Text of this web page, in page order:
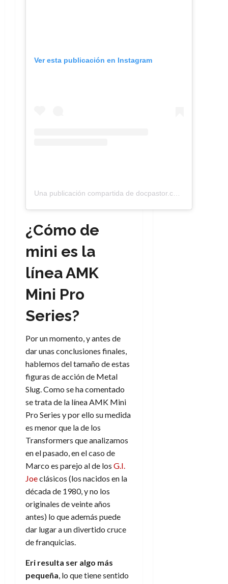
Ver esta publicación en Instagram
Una publicación compartida de docpastor.com – Cultura pop más allá de la noticia (@docpastor)
¿Cómo de
mini es la
línea AMK
Mini Pro
Series?
Por un momento, y antes de
dar unas conclusiones finales,
hablemos del tamaño de estas
figuras de acción de Metal
Slug. Como se ha comentado
se trata de la línea AMK Mini
Pro Series y por ello su medida
es menor que la de los
Transformers que analizamos
en el pasado, en el caso de
Marco es parejo al de los G.I.
Joeclásicos (los nacidos en la
década de 1980, y no los
originales de veinte años
antes) lo que además puede
dar lugar a un divertido cruce
de franquicias.
Eri resulta ser algo más
pequeña, lo que tiene sentido